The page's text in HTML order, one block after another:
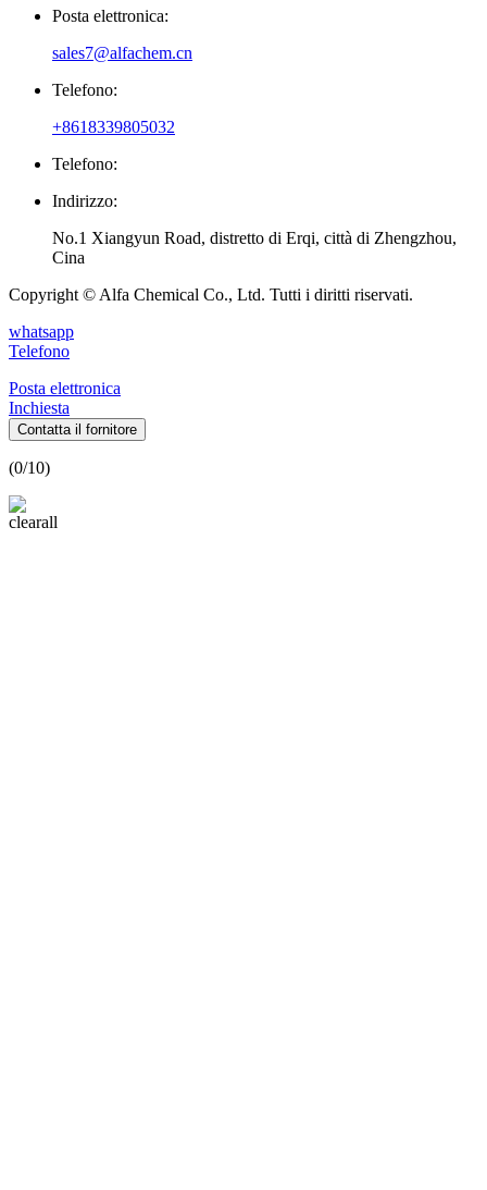
Posta elettronica:
sales7@alfachem.cn
Telefono:
+8618339805032
Telefono:
Indirizzo:
No.1 Xiangyun Road, distretto di Erqi, città di Zhengzhou,
Cina
Copyright © Alfa Chemical Co., Ltd. Tutti i diritti riservati.
whatsapp
Telefono
Posta elettronica
Inchiesta
Contatta il fornitore
(0/10)